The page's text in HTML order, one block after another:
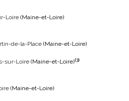
Loire (Maine-et-Loire)
de-la-Place (Maine-et-Loire)
sur-Loire (Maine-et-Loire)(3)
(Maine-et-Loire)